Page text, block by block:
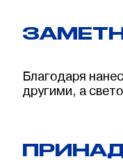
Благодаря
другими, а